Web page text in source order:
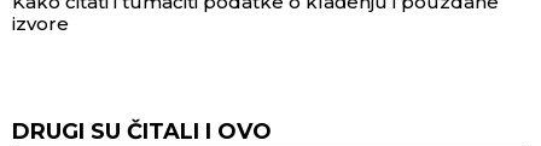
izvore
DRUGI SU ČITALI I OVO